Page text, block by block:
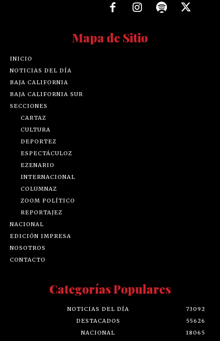
Mapa de Sitio
INICIO
NOTICIAS DEL DÍA
BAJA CALIFORNIA
BAJA CALIFORNIA SUR
SECCIONES
CARTAZ
CULTURA
DEPORTEZ
ESPECTÁCULOZ
EZENARIO
INTERNACIONAL
COLUMNAZ
ZOOM POLÍTICO
REPORTAJEZ
NACIONAL
EDICIÓN IMPRESA
NOSOTROS
CONTACTO
Categorías Populares
NOTICIAS DEL DÍA
73092
DESTACADOS
55626
NACIONAL
18065